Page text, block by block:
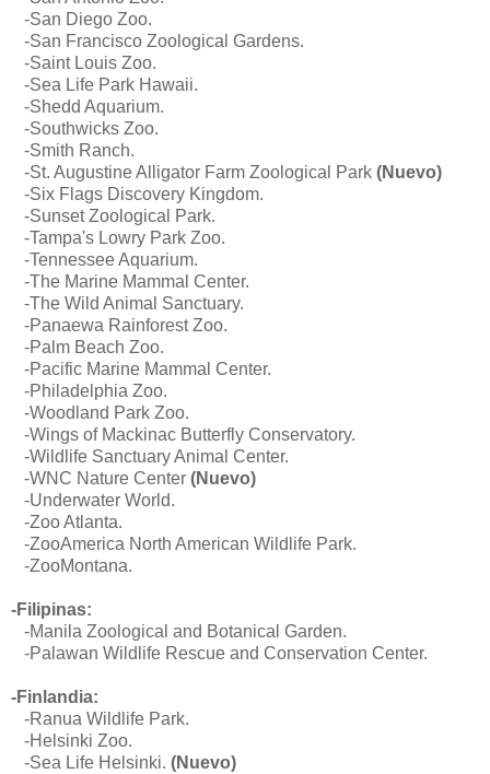
-San Diego Zoo.
-San Francisco Zoological Gardens.
-Saint Louis Zoo.
-Sea Life Park Hawaii.
-Shedd Aquarium.
-Southwicks Zoo.
-Smith Ranch.
-St. Augustine Alligator Farm Zoological Park (Nuevo)
-Six Flags Discovery Kingdom.
-Sunset Zoological Park.
-Tampa's Lowry Park Zoo.
-Tennessee Aquarium.
-The Marine Mammal Center.
-The Wild Animal Sanctuary.
-Panaewa Rainforest Zoo.
-Palm Beach Zoo.
-Pacific Marine Mammal Center.
-Philadelphia Zoo.
-Woodland Park Zoo.
-Wings of Mackinac Butterfly Conservatory.
-Wildlife Sanctuary Animal Center.
-WNC Nature Center (Nuevo)
-Underwater World.
-Zoo Atlanta.
-ZooAmerica North American Wildlife Park.
-ZooMontana.
-Filipinas:
-Manil a Zoological and Botanical Garden.
-Palawan Wildlife Rescue and Conservation Center.
-Finlandia:
-Ranua Wildlife Park.
-Helsinki Zoo.
-Sea Life Helsinki. (Nuevo)